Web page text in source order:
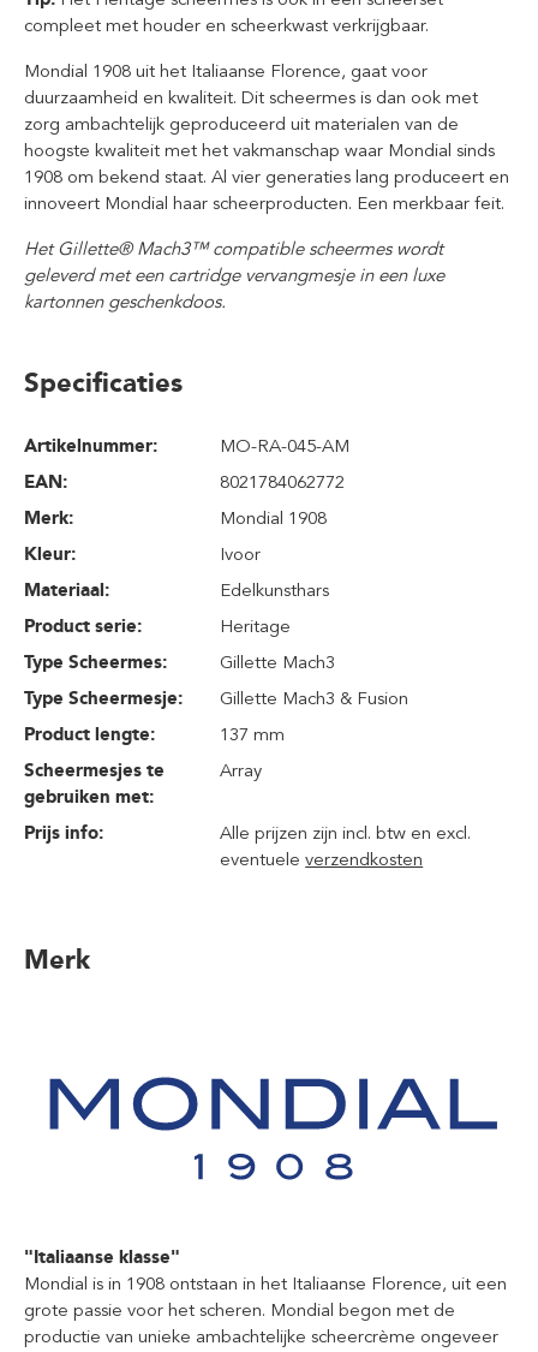
compleet met houder en scheerkwast verkrijgbaar.
Mondial 1908 uit het Italiaanse Florence, gaat voor
duurzaamheid en kwaliteit. Dit scheermes is dan ook met
zorg ambachtelijk geproduceerd uit materialen van de
hoogste kwaliteit met het vakmanschap waar Mondial sinds
1908 om bekend staat. Al vier generaties lang produceert en
innoveert Mondial haar scheerproducten. Een merkbaar feit.
Het Gillette® Mach3™ compatible scheermes wordt
geleverd met een cartridge vervangmesje in een luxe
kartonnen geschenkdoos.
Specificaties
Artikelnummer:
MO-RA-045-AM
EAN:
8021784062772
Merk:
Mondial 1908
Kleur:
Ivoor
Materiaal:
Edelkunsthars
Product serie:
Heritage
Type Scheermes:
Gillette Mach3
Type Scheermesje:
Gillette Mach3 & Fusion
Product lengte:
137 mm
Scheermesjes te
gebruiken met:
Array
Prijs info:
Alle prijzen zijn incl. btw en excl.
eventueleverzendkosten
Merk
"Italiaanse klasse"
Mondial is in 1908 ontstaan in het Italiaanse Florence, uit een
grote passie voor het scheren. Mondial begon met de
productie van unieke ambachtelijke scheercrème ongeveer